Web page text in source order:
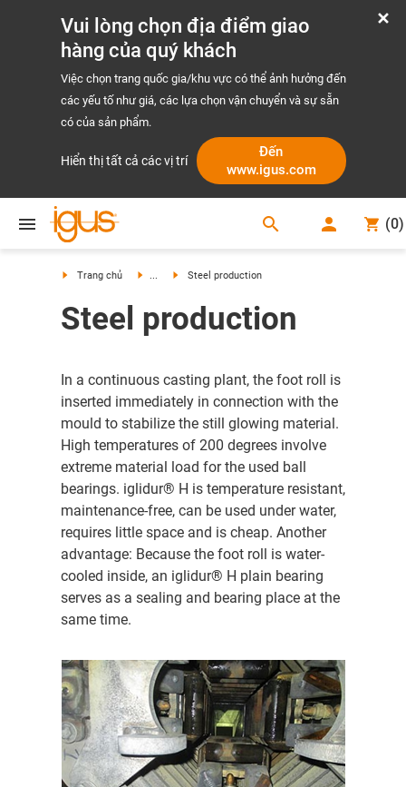
Vui lòng chọn địa điểm giao
hàng của quý khách
Việc chọn trang quốc gia/khu vực có thể ảnh hưởng đến
các yếu tố như giá, các lựa chọn vận chuyển và sự sẵn
có của sản phẩm.
Hiển thị tất cả các vị trí
Đến
www.igus.com
search (0)
Trang chủ ... Steel production
Steel production
In a continuous casting plant, the foot roll is
inserted immediately in connection with the
mould to stabilize the still glowing material.
High temperatures of 200 degrees involve
extreme material load for the used ball
bearings. iglidur® H is temperature resistant,
maintenance-free, can be used under water,
requires little space and is cheap. Another
advantage: Because the foot roll is water-
cooled inside, an iglidur® H plain bearing
serves as a sealing and bearing place at the
same time.